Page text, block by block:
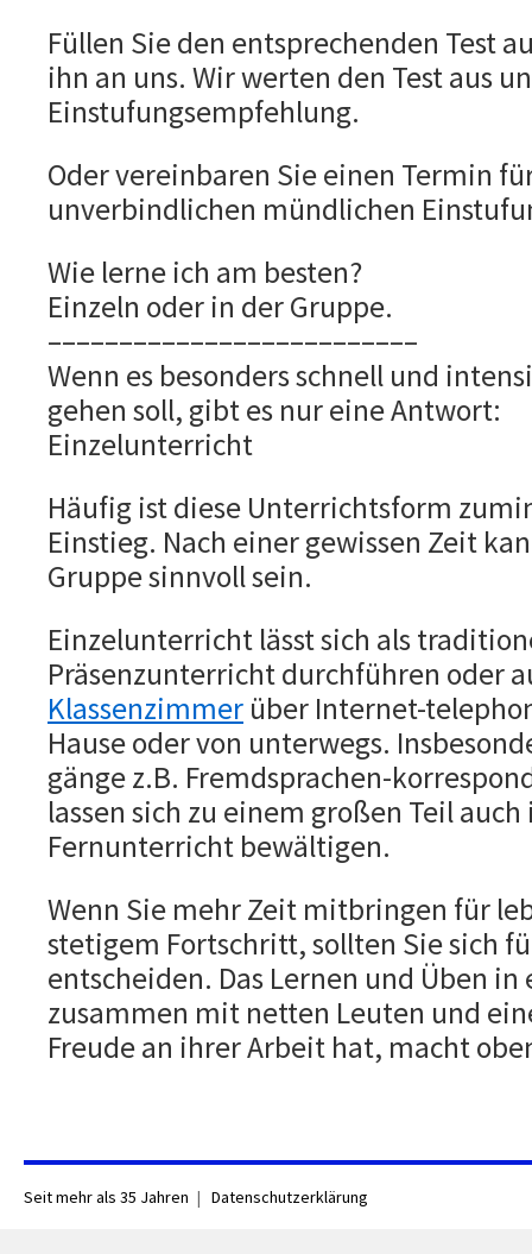
Füllen Sie den entsprechenden Test
ihn an uns. Wir werten den Test aus
Einstufungsempfehlung.
Oder vereinbaren Sie einen Termin
unverbindlichen mündlichen
Wie lerne ich am besten?
Einzeln oder in der Gruppe.
––––––––––––––––––––––––––
Wenn es besonders schnell und
gehen soll, gibt es nur eine Antwort:
Einzelunterricht
Häufig ist diese Unterrichtsform
Einstieg. Nach einer gewissen Zeit
Gruppe sinnvoll sein.
Einzelunterricht lässt sich als
Präsenzunterricht durchführen oder
Klassenzimmer über Internet-
Hause oder von unterwegs.
gänge z.B. Fremdsprachen-
lassen sich zu einem großen Teil
Fernunterricht bewältigen.
Wenn Sie mehr Zeit mitbringen für
stetigem Fortschritt, sollten Sie sich
entscheiden. Das Lernen und Üben
zusammen mit netten Leuten und
Freude an ihrer Arbeit hat, macht
Seit mehr als 35 Jahren Datenschutzerklärung